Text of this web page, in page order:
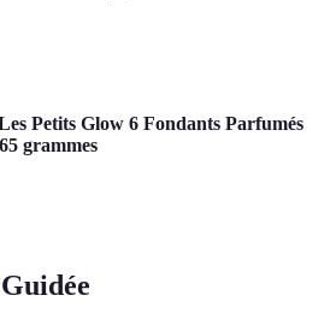
Petits Glow 6 Fondants Parfumés
grammes